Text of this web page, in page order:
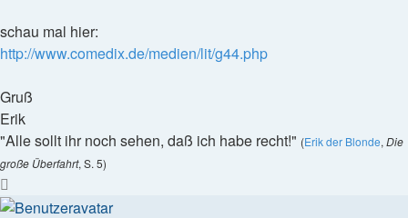
schau mal hier:
http://www.comedix.de/medien/lit/g44.php
Gruß
Erik
"Alle sollt ihr noch sehen, daß ich habe recht!" (Erik der Blonde,Die
große Überfahrt, S. 5)
oben